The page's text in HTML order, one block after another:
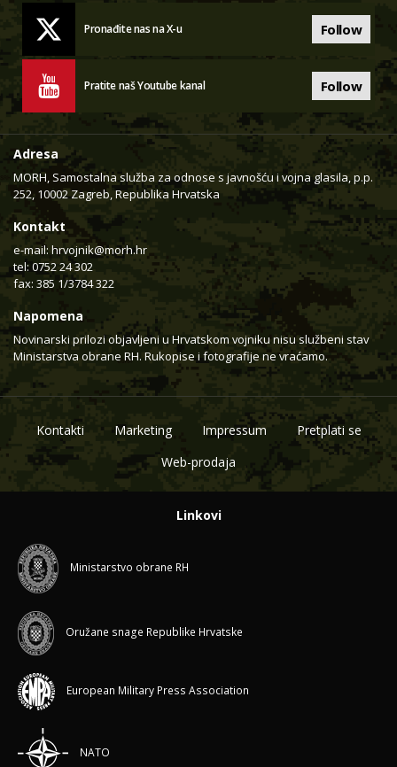
Pronađite nas na X-u Follow
Pratite naš Youtube kanal Follow
Adresa
MORH, Samostalna služba za odnose s javnošću i vojna glasila, p.p.
252, 10002 Zagreb, Republika Hrvatska
Kontakt
e-mail: hrvojnik@morh.hr
tel: 0752 24 302
fax: 385 1/3784 322
Napomena
Novinarski prilozi objavljeni u Hrvatskom vojniku nisu službeni stav
Ministarstva obrane RH. Rukopise i fotografije ne vraćamo.
Kontakti Marketing Impressum
Pretplati se
Web-prodaja
Linkovi
Ministarstvo obrane RH
Oružane snage Republike Hrvatske
European Military Press Association
NATO